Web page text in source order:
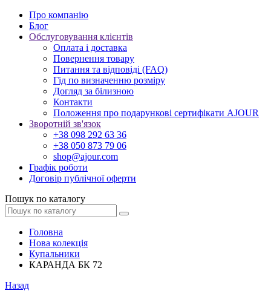
Про компанію
Блог
Обслуговування клієнтів
Оплата і доставка
Повернення товару
Питання та відповіді (FAQ)
Гід по визначенню розміру
Догляд за білизною
Контакти
Положення про подарункові сертифікати AJOUR
Зворотній зв'язок
+38 098 292 63 36
+38 050 873 79 06
shop@ajour.com
Графік роботи
Договір публічної оферти
Пошук по каталогу
Головна
Нова колекція
Купальники
КАРАНДА БК 72
Назад